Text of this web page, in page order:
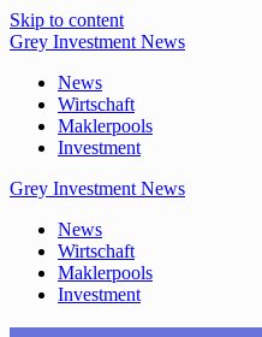
Skip to content
Grey Investment News
News
Wirtschaft
Maklerpools
Investment
Grey Investment News
News
Wirtschaft
Maklerpools
Investment